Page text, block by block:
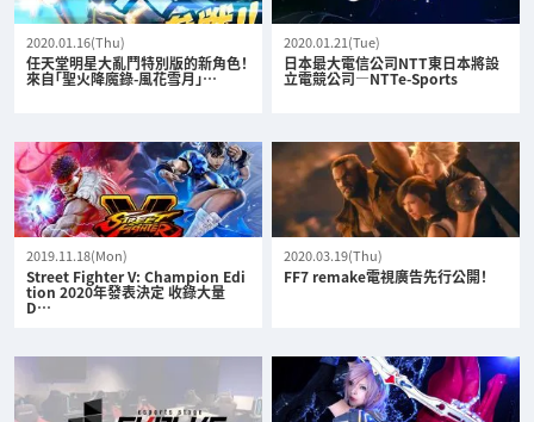
2020.01.16(Thu)
任天堂明星大亂鬥特別版的新角色！
來自「聖火降魔錄-風花雪月」…
2020.01.21(Tue)
日本最大電信公司NTT東日本將設
立電競公司—NTTe-Sports
2019.11.18(Mon)
Street Fighter V: Champion Edi
tion 2020年發表決定 收錄大量
D…
2020.03.19(Thu)
FF7 remake電視廣告先行公開！